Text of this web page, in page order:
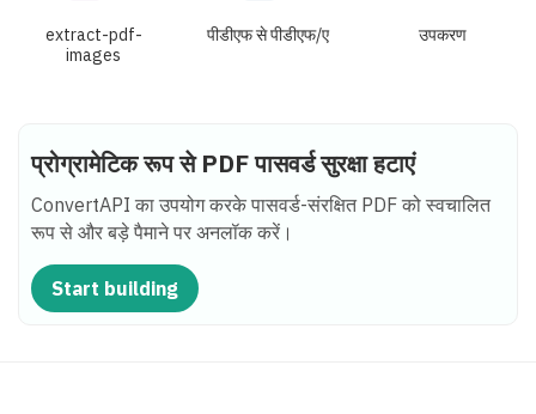
extract-pdf-
images
पीडीएफ से पीडीएफ/ए उपकरण
प्रोग्रामेटिक रूप से PDF पासवर्ड सुरक्षा हटाएं
ConvertAPI का उपयोग करके पासवर्ड-संरक्षित PDF को स्वचालित
रूप से और बड़े पैमाने पर अनलॉक करें।
Start building